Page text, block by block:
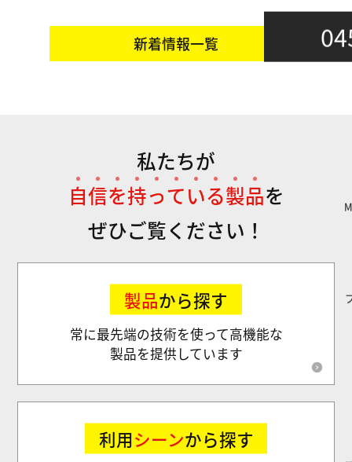
新着情報一覧
私たちが
自信を持っている製品を
ぜひご覧ください！
製品から探す
常に最先端の技術を使って高機能な
製品を提供しています
利用シーンから探す